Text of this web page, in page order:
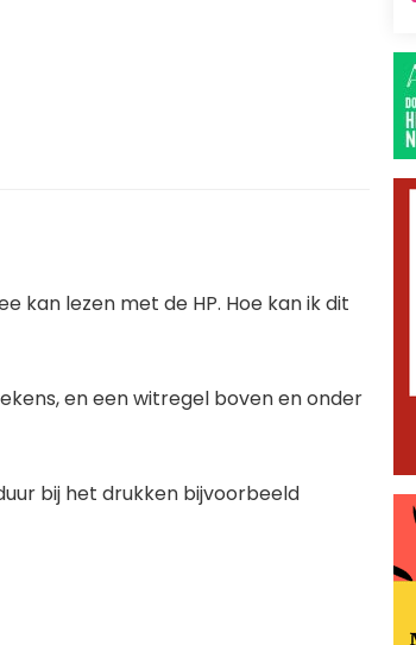
kan lezen met de HP. Hoe kan ik dit
en een witregel boven en onder
bij het drukken bijvoorbeeld